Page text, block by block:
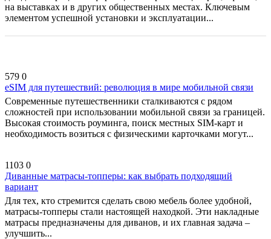
на выставках и в других общественных местах. Ключевым
элементом успешной установки и эксплуатации...
579 0
eSIM для путешествий: революция в мире мобильной связи
Современные путешественники сталкиваются с рядом
сложностей при использовании мобильной связи за границей.
Высокая стоимость роуминга, поиск местных SIM-карт и
необходимость возиться с физическими карточками могут...
1103 0
Диванные матрасы-топперы: как выбрать подходящий
вариант
Для тех, кто стремится сделать свою мебель более удобной,
матрасы-топперы стали настоящей находкой. Эти накладные
матрасы предназначены для диванов, и их главная задача –
улучшить...